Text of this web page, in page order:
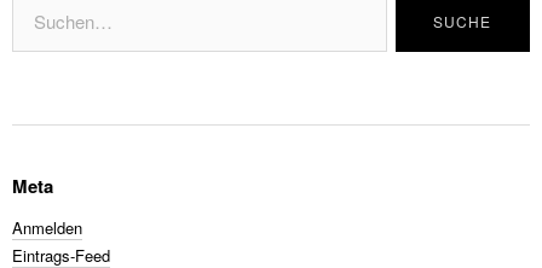
Meta
Anmelden
Eintrags-Feed